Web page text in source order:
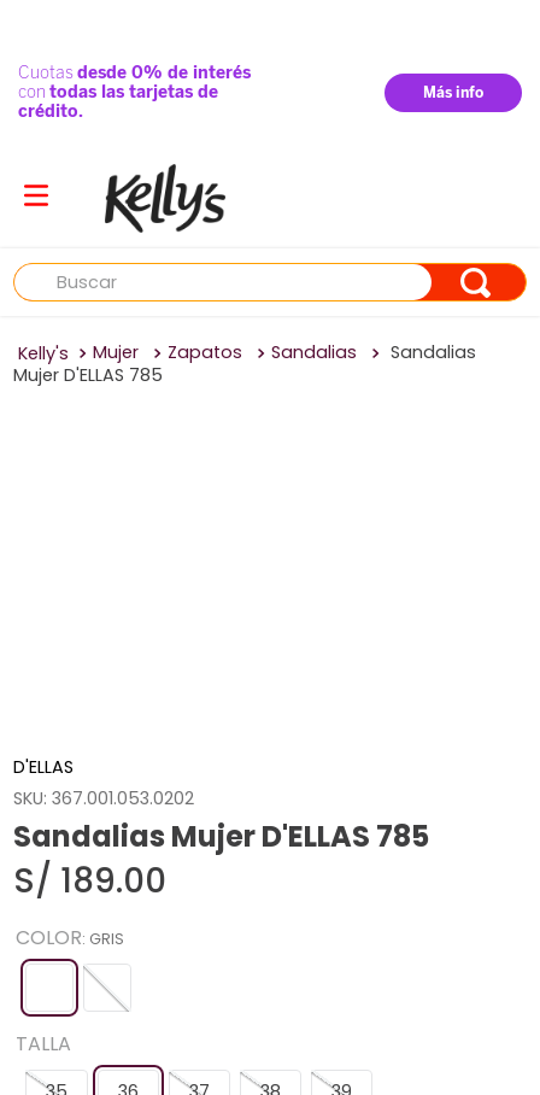
Buscar
Mujer Zapatos Sandalias
Sandalias
Mujer D'ELLAS 785
D'ELLAS
SKU:367.001.053.0202
Sandalias Mujer D'ELLAS 785
S/ 189.00
COLOR: GRIS
TALLA